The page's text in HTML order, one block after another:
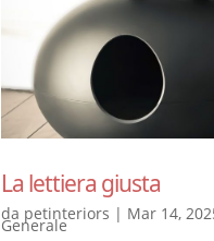
La lettiera giusta
da petinteriors | Mar 14,
Generale